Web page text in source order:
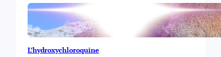
L’hydroxychloroquine